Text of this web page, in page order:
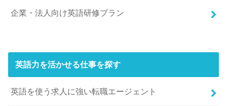
企業・法人向け英語研修プラン
英語力を活かせる仕事を探す
英語を使う求人に強い転職エージェント